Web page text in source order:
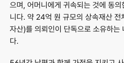
으며, 어머니에게 귀속되는 것에 동
니다. 약 24억 원 규모의 상속재산
자산)를 의뢰인이 단독으로 소유하는
다.